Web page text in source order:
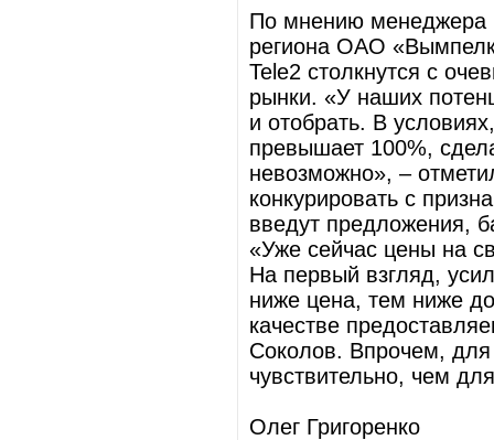
По мнению менеджера
региона ОАО
Tele2 столкнутся с
рынки. «У наших
и отобрать. В
превышает 100%,
невозможно», –
конкурировать с
введут предложения,
«Уже сейчас цены на
На первый взгляд,
ниже цена, тем ниже
качестве
Соколов. Впрочем,
чувствительно, чем
Олег Григоренко